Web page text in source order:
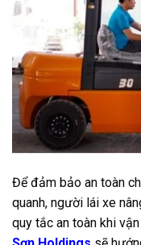
Để đảm bảo an toàn
quanh, người lái xe
quy tắc an toàn khi